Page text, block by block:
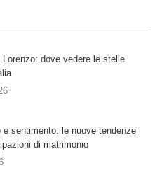
Lorenzo: dove vedere le stelle
e sentimento: le nuove tendenze
di matrimonio